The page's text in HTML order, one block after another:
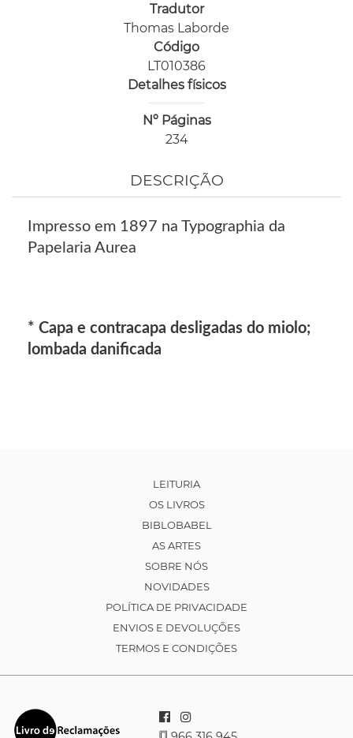
Tradutor
Thomas Laborde
Código
LT010386
Detalhes físicos
Nº Páginas
234
DESCRIÇÃO
Impresso em 1897 na Typographia da
Papelaria Aurea
* Capa e contracapa desligadas do miolo;
lombada danificada
LEITURIA
OS LIVROS
BIBLOBABEL
AS ARTES
SOBRE NÓS
NOVIDADES
POLÍTICA DE PRIVACIDADE
ENVIOS E DEVOLUÇÕES
TERMOS E CONDIÇÕES